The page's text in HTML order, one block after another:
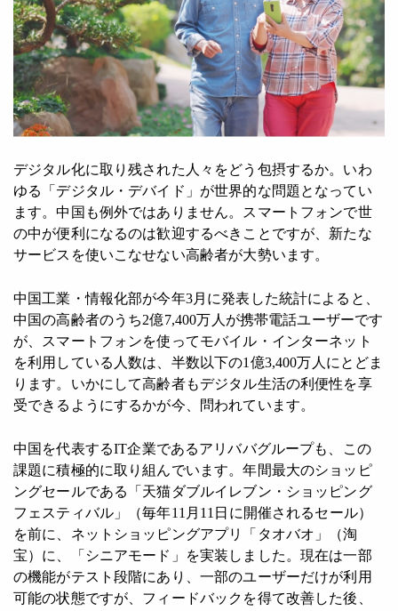
デジタル化に取り残された人々をどう包摂するか。いわ
ゆる「デジタル・デバイド」が世界的な問題となってい
ます。中国も例外ではありません。スマートフォンで世
の中が便利になるのは歓迎するべきことですが、新たな
サービスを使いこなせない高齢者が大勢います。
中国工業・情報化部が今年3月に発表した統計によると、
中国の高齢者のうち2億7,400万人が携帯電話ユーザーです
が、スマートフォンを使ってモバイル・インターネット
を利用している人数は、半数以下の1億3,400万人にとどま
ります。いかにして高齢者もデジタル生活の利便性を享
受できるようにするかが今、問われています。
中国を代表するIT企業であるアリババグループも、この
課題に積極的に取り組んでいます。年間最大のショッピ
ングセールである「天猫ダブルイレブン・ショッピング
フェスティバル」（毎年11月11日に開催されるセール）
を前に、ネットショッピングアプリ「タオバオ」（淘
宝）に、「シニアモード」を実装しました。現在は一部
の機能がテスト段階にあり、一部のユーザーだけが利用
可能の状態ですが、フィードバックを得て改善した後、